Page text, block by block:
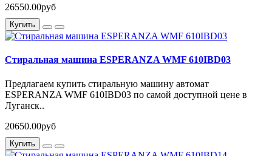
26550.00руб
Купить
Стиральная машина ESPERANZA WMF 610IBD03
Предлагаем купить стиральную машину автомат
ESPERANZA WMF 610IBD03 по самой доступной цене в
Луганск..
20650.00руб
Купить